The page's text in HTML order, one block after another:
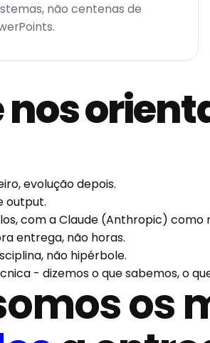
não centenas de
nos
evolução depois.
output.
com a Claude (Anthropic) como
entrega, não horas.
não hipérbole.
- dizemos o que sabemos, o
os